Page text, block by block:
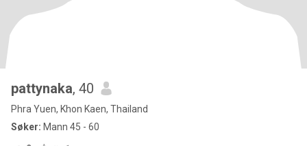
pattynaka, 40
Phra Yuen, Khon Kaen, Thailand
Søker: Mann 45 - 60